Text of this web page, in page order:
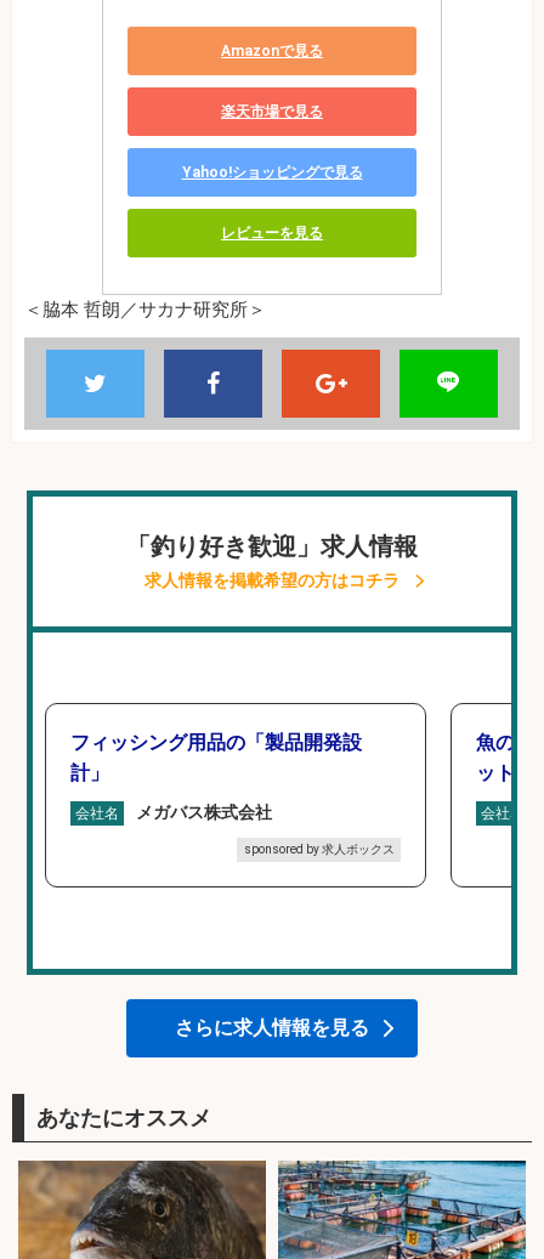
Amazonで見る
楽天市場で見る
Yahoo!ショッピングで見る
レビューを見る
＜脇本 哲朗／サカナ研究所＞
「釣り好き歓迎」求人情報
求人情報を掲載希望の方はコチラ
フィッシング用品の「製品開発設
計」
会社名 メガバス株式会社
sponsored by 求人ボックス
魚の「
ットを
会社名
さらに求人情報を見る
あなたにオススメ